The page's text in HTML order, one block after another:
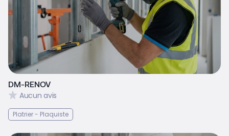
DM-RENOV
Aucun avis
Platrier - Plaquiste